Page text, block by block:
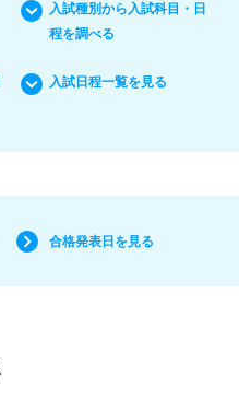
入試種別から入試科目・日
程を調べる
入試日程一覧を見る
合格発表日を見る